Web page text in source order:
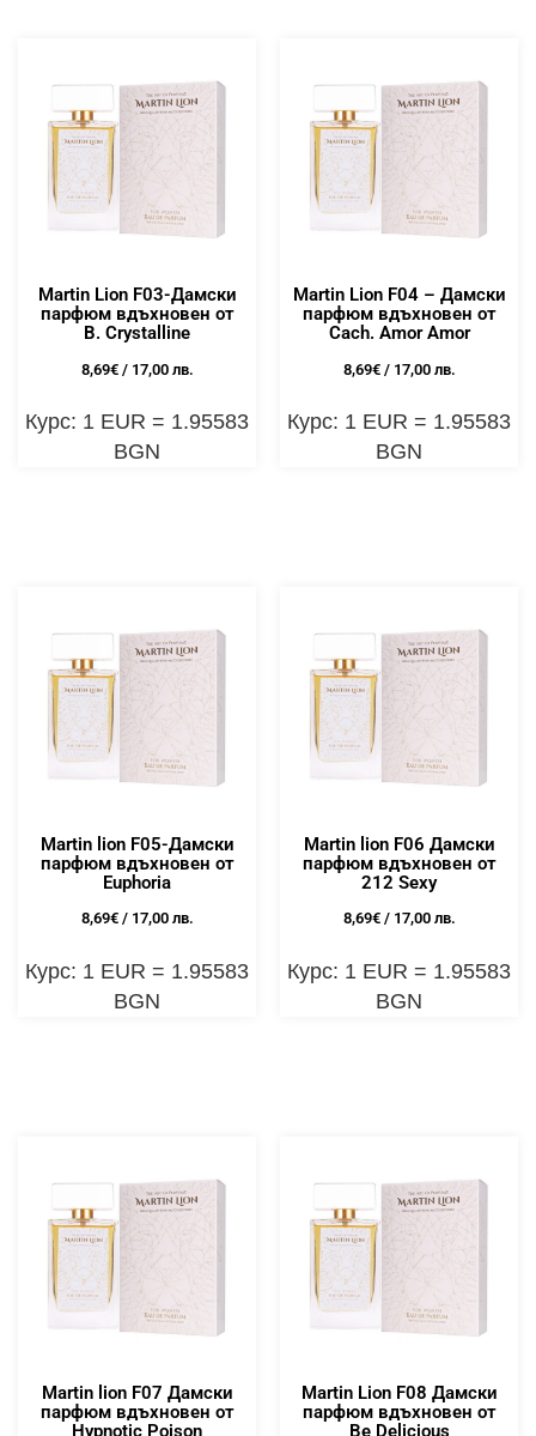
Martin Lion F03-Дамски
парфюм вдъхновен от
B. Crystalline
8,69€/ 17,00 лв.
Курс: 1 EUR = 1.95583
BGN
Martin Lion F04 – Дамски
парфюм вдъхновен от
Cach. Amor Amor
8,69€/ 17,00 лв.
Курс: 1 EUR = 1.95583
BGN
Martin lion F05-Дамски
парфюм вдъхновен от
Euphoria
8,69€/ 17,00 лв.
Курс: 1 EUR = 1.95583
BGN
Martin lion F06 Дамски
парфюм вдъхновен от
212 Sexy
8,69€/ 17,00 лв.
Курс: 1 EUR = 1.95583
BGN
Martin lion F07 Дамски
парфюм вдъхновен от
Hypnotic Poison
Martin Lion F08 Дамски
парфюм вдъхновен от
Be Delicious